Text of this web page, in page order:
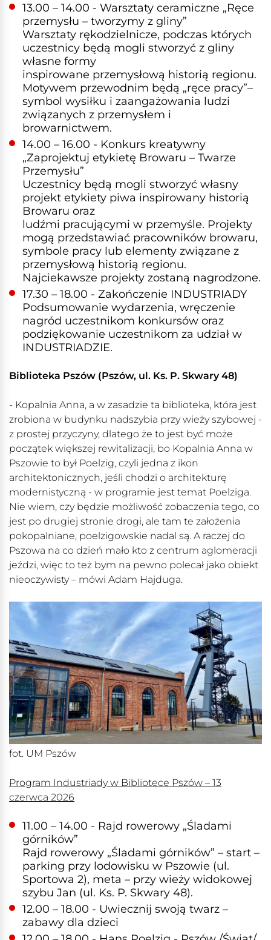
13.00 – 14.00 - Warsztaty ceramiczne „Ręce
przemysłu – tworzymy z gliny”
Warsztaty rękodzielnicze, podczas których
uczestnicy będą mogli stworzyć z gliny
własne formy
inspirowane przemysłową historią regionu.
Motywem przewodnim będą „ręce pracy”–
symbol wysiłku i zaangażowania ludzi
związanych z przemysłem i
browarnictwem.
14.00 – 16.00 - Konkurs kreatywny
„Zaprojektuj etykietę Browaru – Twarze
Przemysłu”
Uczestnicy będą mogli stworzyć własny
projekt etykiety piwa inspirowany historią
Browaru oraz
ludźmi pracującymi w przemyśle. Projekty
mogą przedstawiać pracowników browaru,
symbole pracy lub elementy związane z
przemysłową historią regionu.
Najciekawsze projekty zostaną nagrodzone.
17.30 – 18.00 - Zakończenie INDUSTRIADY
Podsumowanie wydarzenia, wręczenie
nagród uczestnikom konkursów oraz
podziękowanie uczestnikom za udział w
INDUSTRIADZIE.
Biblioteka Pszów (Pszów, ul. Ks. P. Skwary 48)
- Kopalnia Anna, a w zasadzie ta biblioteka, która jest
zrobiona w budynku nadszybia przy wieży szybowej -
z prostej przyczyny, dlatego że to jest być może
początek większej rewitalizacji, bo Kopalnia Anna w
Pszowie to był Poelzig, czyli jedna z ikon
architektonicznych, jeśli chodzi o architekturę
modernistyczną - w programie jest temat Poelziga.
Nie wiem, czy będzie możliwość zobaczenia tego, co
jest po drugiej stronie drogi, ale tam te założenia
pokopalniane, poelzigowskie nadal są. A raczej do
Pszowa na co dzień mało kto z centrum aglomeracji
jeździ, więc to też bym na pewno polecał jako obiekt
nieoczywisty – mówi Adam Hajduga.
fot. UM Pszów
Program Industriady w Bibliotece Pszów – 13
czerwca 2026
11.00 – 14.00 - Rajd rowerowy „Śladami
górników”
Rajd rowerowy „Śladami górników” – start –
parking przy lodowisku w Pszowie (ul.
Sportowa 2), meta – przy wieży widokowej
szybu Jan (ul. Ks. P. Skwary 48).
12.00 – 18.00 - Uwiecznij swoją twarz –
zabawy dla dzieci